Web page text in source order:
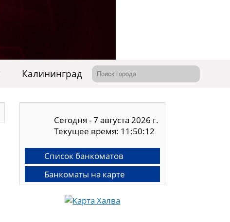
Калининград
Сегодня - 7 августа 2026 г.
Текущее время: 11:50:13
Список банкоматов
Банкоматы на карте